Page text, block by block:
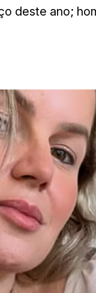
deste ano;